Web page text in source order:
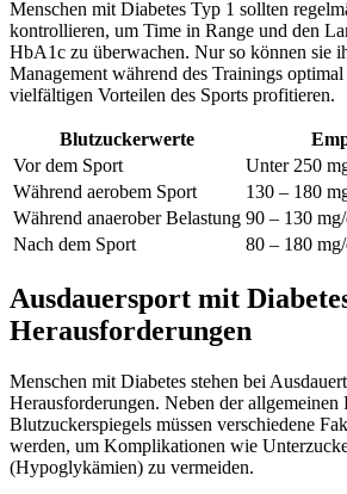
Menschen mit Diabetes Typ 1 sollten
kontrollieren, um Time in Range und den
HbA1c zu überwachen. Nur so können sie
Management während des Trainings
vielfältigen Vorteilen des Sports profitieren.
Blutzuckerwerte
Vor dem Sport
Unter 250
Während aerobem Sport
130 – 180
Während anaerober Belastung 90 – 130
Nach dem Sport
80 – 180
Ausdauersport mit
Herausforderungen
Menschen mit Diabetes stehen bei
Herausforderungen. Neben der allgemeinen
Blutzuckerspiegels müssen verschiedene
werden, um Komplikationen wie
(Hypoglykämien) zu vermeiden.